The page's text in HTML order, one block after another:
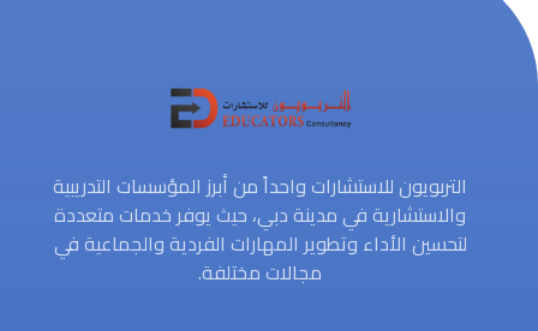
التربويون للاستشارات واحداً من أبرز المؤسسات التدريبية
والاستشارية في مدينة دبي، حيث يوفر خدمات متعددة
لتحسين الأداء وتطوير المهارات الفردية والجماعية في
مجالات مختلفة.